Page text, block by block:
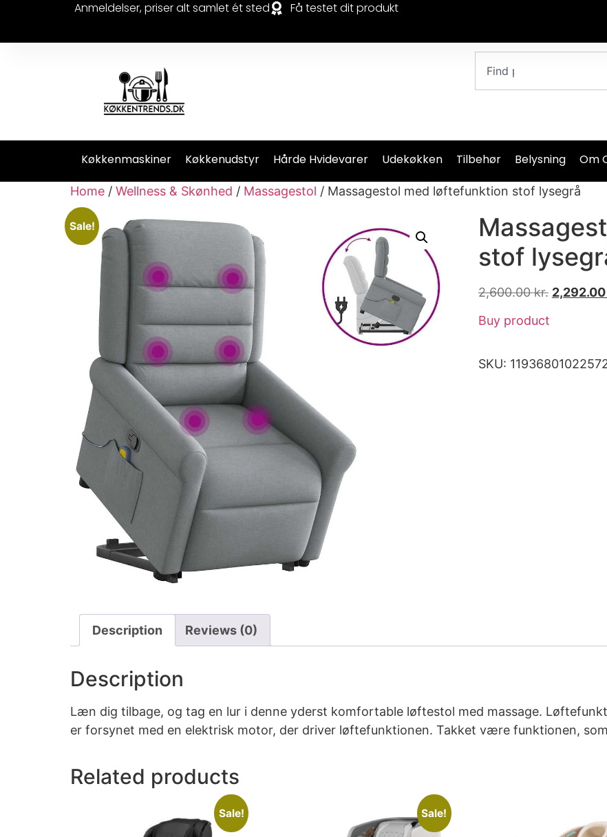
Anmeldelser, priser alt samlet ét sted Få testet dit produkt
Køkkenmaskiner Køkkenudstyr Hårde Hvidevarer Udekøkken Tilbehør Belysning Om
Home / Wellness & Skønhed / Massagestol / Massagestol med løftefunktion stof lysegrå
Sale!
stof
2,600.00kr. 2,292.00
Buy product
SKU:
Description Reviews (0)
Description
Læn dig tilbage, og tag en lur i denne yderst komfortable løftestol med massage.
er forsynet med en elektrisk motor, der driver løftefunktionen. Takket være funktionen,
Related products
Sale! Sale!